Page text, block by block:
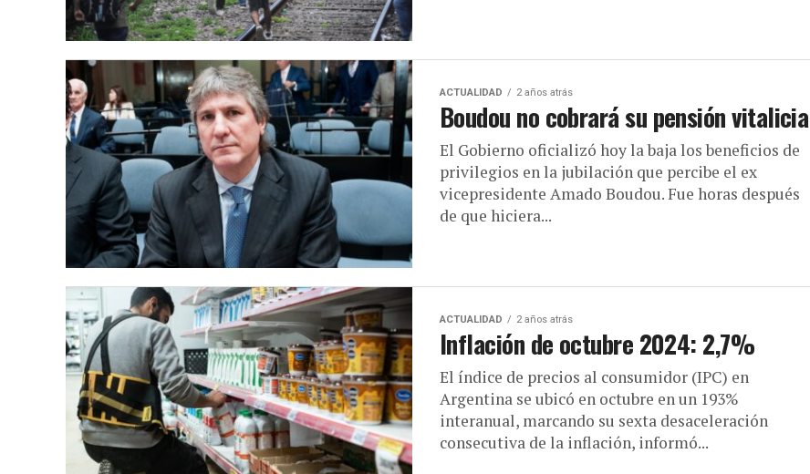
ACTUALIDAD 2 años atrás
Boudou no cobrará su pensión vitalicia
El Gobierno oficializó hoy la baja los beneficios de
privilegios en la jubilación que percibe el ex
vicepresidente Amado Boudou. Fue horas después
de que hiciera...
ACTUALIDAD 2 años atrás
Inflación de octubre 2024: 2,7%
El índice de precios al consumidor (IPC) en
Argentina se ubicó en octubre en un 193%
interanual, marcando su sexta desaceleración
consecutiva de la inflación, informó...